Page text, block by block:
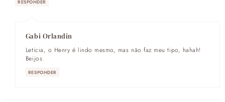
RESPONDER
Gabi Orlandin
Leticia, o Henry é lindo mesmo, mas não faz meu tipo, hahah!
Beijos.
RESPONDER